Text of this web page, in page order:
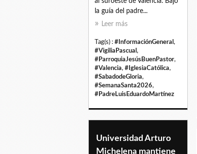
la guía del padre...
Leer más
Tag(s) : #InformaciónGeneral ,
#VigiliaPascual ,
#ParroquiaJesúsBuenPastor,
#Valencia, #IglesiaCatólica,
#SabadodeGloria,
#SemanaSanta2026,
#PadreLuisEduardoMartínez
Universidad Arturo
Michelena mantiene